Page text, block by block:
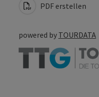
PDF erstellen
powered by TOURDATA